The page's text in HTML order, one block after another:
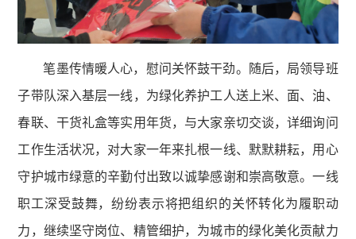
笔墨传情暖人心，慰问关怀鼓干劲。随后，局领导班
子带队深入基层一线，为绿化养护工人送上米、面、油、
春联、干货礼盒等实用年货，与大家亲切交谈，详细询问
工作生活状况，对大家一年来扎根一线、默默耕耘，用心
守护城市绿意的辛勤付出致以诚挚感谢和崇高敬意。一线
职工深受鼓舞，纷纷表示将把组织的关怀转化为履职动
力，继续坚守岗位、精管细护，为城市的绿化美化贡献力